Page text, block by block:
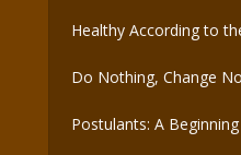
Healthy According to
Do Nothing, Change
Postulants: A